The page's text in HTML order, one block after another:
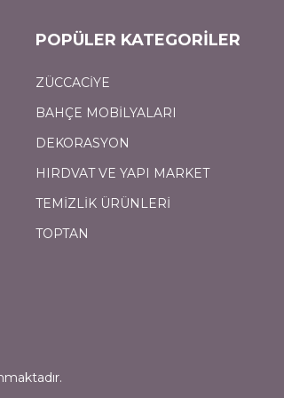
POPÜLER KATEGORİLER
ZÜCCACİYE
BAHÇE MOBİLYALARI
DEKORASYON
HIRDVAT VE YAPI MARKET
TEMİZLİK ÜRÜNLERİ
TOPTAN